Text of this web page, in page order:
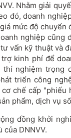
Nhằm giải
đó, doanh
mức độ chuyển
nghiệp cũng
vấn kỹ thuật và
kinh phí để
nghiệm trọng
triển công
chế cấp "phiếu
phẩm, dịch vụ
đồng khởi
DNNVV.